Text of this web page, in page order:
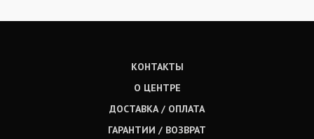
КОНТАКТЫ
О ЦЕНТРЕ
ДОСТАВКА / ОПЛАТА
ГАРАНТИИ / ВОЗВРАТ